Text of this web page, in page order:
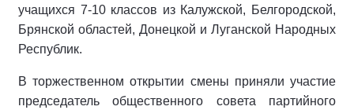
учащихся 7-10 классов из Калужской, Белгородской,
Брянской областей, Донецкой и Луганской Народных
Республик.
В торжественном открытии смены приняли участие
председатель общественного совета партийного